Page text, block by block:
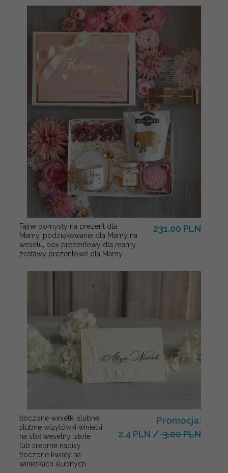
Fajne pomysły na prezent dla
Mamy, podziękowanie dla Mamy na
weselu, box prezentowy dla mamy,
zestawy prezentowe dla Mamy
231.00 PLN
tłoczone winietki ślubne,
ślubne wizytówki winietki
na stół weselny, złote
lub srebrne napisy
tłoczone kwiaty na
winietkach ślubnych
Promocja:
2.4 PLN / 3.00 PLN